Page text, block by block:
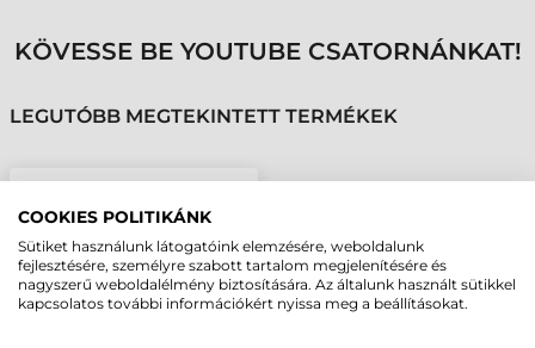
KÖVESSE BE YOUTUBE CSATORNÁNKAT!
LEGUTÓBB MEGTEKINTETT TERMÉKEK
SPIRÁL, 2,8M
COOKIES POLITIKÁNK
Sütiket használunk látogatóink elemzésére, weboldalunk
fejlesztésére, személyre szabott tartalom megjelenítésére és
nagyszerű weboldalélmény biztosítására. Az általunk használt sütikkel
kapcsolatos további információkért nyissa meg a beállításokat.